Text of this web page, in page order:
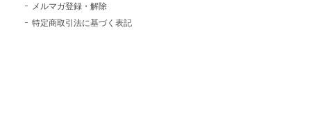
メルマガ登録・解除
特定商取引法に基づく表記